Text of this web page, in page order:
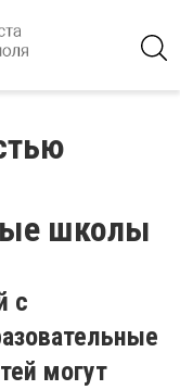
школы
с
могут